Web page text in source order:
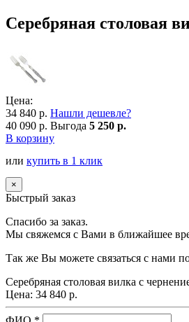
Серебряная столовая
Цена:
34 840 р. Нашли дешевле?
40 090 р. Выгода 5 250 р.
В корзину
или купить в 1 клик
×
Быстрый заказ
Спасибо за заказ.
Мы свяжемся с Вами в ближайшее
Так же Вы можете связаться с нами
Серебряная столовая вилка с
Цена: 34 840 р.